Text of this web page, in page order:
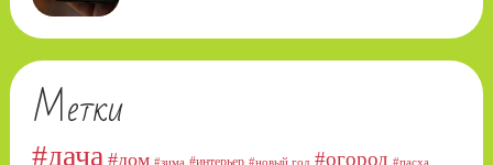
Метки
#дача #дом #зима #новый год #огород #пасха